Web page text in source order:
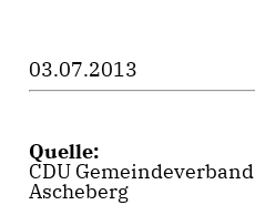
03.07.2013
Quelle:
CDU Gemeindeverband
Ascheberg